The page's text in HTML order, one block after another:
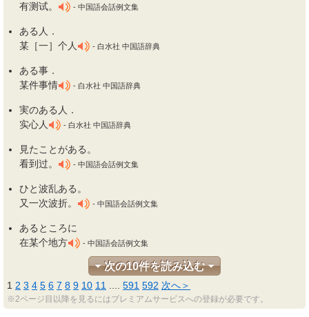
有测试。
- 中国語会話例文集
ある 人．
某［一］个人
- 白水社 中国語辞典
ある事．
某件事情
- 白水社 中国語辞典
実のある 人．
实心人
- 白水社 中国語辞典
見たことがある 。
看到过。
- 中国語会話例文集
ひと波乱ある 。
又一次波折。
- 中国語会話例文集
ある ところに
在某个地方
- 中国語会話例文集
次の10件を読み込む
1 2 3 4 5 6 7 8 9 10 11 591 592 次へ＞
※2ページ目以降を見るにはプレミアムサービスへの登録が必要です。